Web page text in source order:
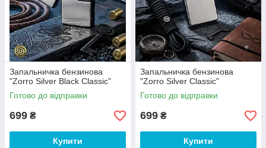
Запальничка бензинова
"Zorro Silver Black Classic"
Готово до відправки
699 ₴
Купити
Запальничка бензинова
"Zorro Silver Classic"
Готово до відправки
699 ₴
Купити